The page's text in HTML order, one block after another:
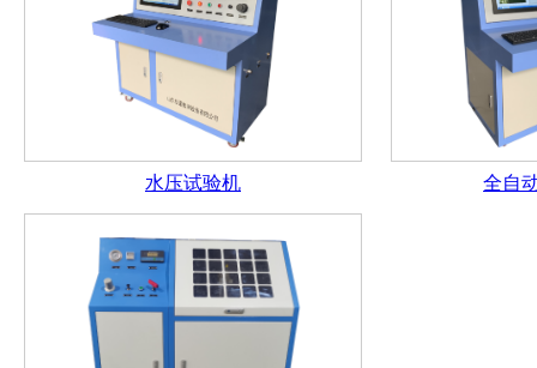
水压试验机 全自